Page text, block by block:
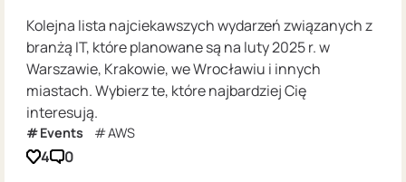
Kolejna lista najciekawszych wydarzeń związanych z
branżą IT, które planowane są na luty 2025 r. w
Warszawie, Krakowie, we Wrocławiu i innych
miastach. Wybierz te, które najbardziej Cię
interesują.
Events AWS
4 0